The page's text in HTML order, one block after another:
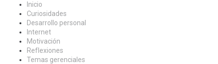
Inicio
Curiosidades
Desarrollo personal
Internet
Motivación
Reflexiones
Temas gerenciales